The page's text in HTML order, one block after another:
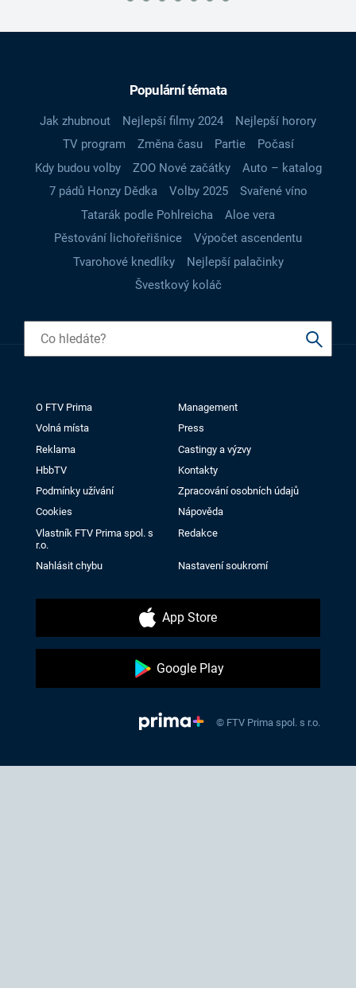
Populární témata
Jak zhubnout Nejlepší filmy 2024
Nejlepší horory
TV program
Změna času Partie
Počasí
Kdy budou volby
ZOO Nové začátky
Auto – katalog
7 pádů Honzy Dědka
Volby 2025
Svařené víno
Tatarák podle Pohlreicha
Aloe vera
Pěstování lichořeřišnice
Výpočet ascendentu
Tvarohové knedlíky
Nejlepší palačinky
Švestkový koláč
O FTV Prima
Management
Volná místa
Press
Reklama
Castingy a výzvy
HbbTV
Kontakty
Podmínky užívání
Zpracování osobních údajů
Cookies
Nápověda
Vlastník FTV Prima spol. s
r.o.
Redakce
Nahlásit chybu Nastavení soukromí
App Store
Google Play
© FTV Prima spol. s r.o.